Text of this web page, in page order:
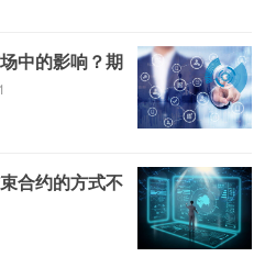
中的影响？期
1
合约的方式不